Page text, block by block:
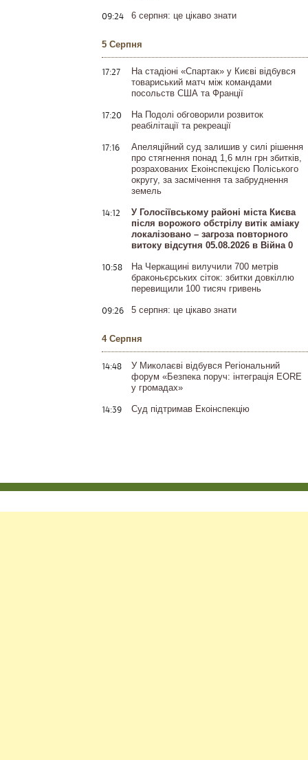
09:24 6 серпня: це цікаво знати
5 Серпня
17:27
На стадіоні «Спартак» у Києві відбувся
товариський матч між командами
посольств США та Франції
17:20
На Подолі обговорили розвиток
реабілітації та рекреації
17:16
Апеляційний суд залишив у силі рішення
про стягнення понад 1,6 млн грн збитків,
розрахованих Екоінспекцією Поліського
округу, за засмічення та забруднення
земель
14:12
У Голосіївському районі міста Києва
після ворожого обстрілу витік аміаку
локалізовано – загроза повторного
витоку відсутня 05.08.2026 в Війна 0
10:58
На Черкащині вилучили 700 метрів
браконьєрських сіток: збитки довкіллю
перевищили 100 тисяч гривень
09:26 5 серпня: це цікаво знати
4 Серпня
14:48
У Миколаєві відбувся Регіональний
форум «Безпека поруч: інтеграція EORE
у громадах»
14:39 Суд підтримав Екоінспекцію